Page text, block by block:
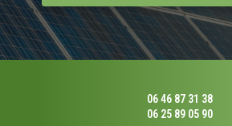
06 46 87 31 38
06 25 89 05 90